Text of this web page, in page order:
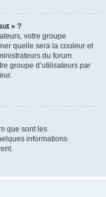
» ?
votre groupe
quelle sera la couleur et
du forum
groupe d’utilisateurs par
que sont les
informations